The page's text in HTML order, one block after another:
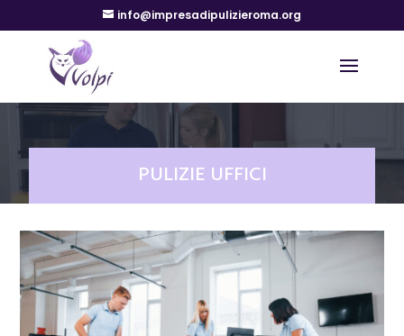
info@impresadipulizieroma.org
PULIZIE UFFICI